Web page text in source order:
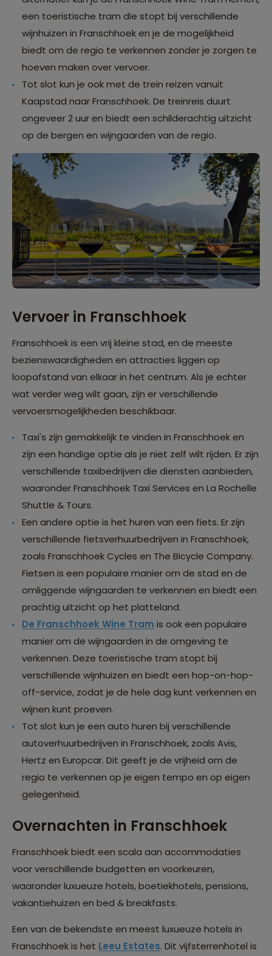
een toeristische tram die stopt bij verschillende
wijnhuizen in Franschhoek en je de mogelijkheid
biedt om de regio te verkennen zonder je zorgen te
hoeven maken over vervoer.
Tot slot kun je ook met de trein reizen vanuit
Kaapstad naar Franschhoek. De treinreis duurt
ongeveer 2 uur en biedt een schilderachtig uitzicht
op de bergen en wijngaarden van de regio.
Vervoer in Franschhoek
Franschhoek is een vrij kleine stad, en de meeste
bezienswaardigheden en attracties liggen op
loopafstand van elkaar in het centrum. Als je echter
wat verder weg wilt gaan, zijn er verschillende
vervoersmogelijkheden beschikbaar.
Taxi's zijn gemakkelijk te vinden in Franschhoek en
zijn een handige optie als je niet zelf wilt rijden. Er zijn
verschillende taxibedrijven die diensten aanbieden,
waaronder Franschhoek Taxi Services en La Rochelle
Shuttle & Tours.
Een andere optie is het huren van een fiets. Er zijn
verschillende fietsverhuurbedrijven in Franschhoek,
zoals Franschhoek Cycles en The Bicycle Company.
Fietsen is een populaire manier om de stad en de
omliggende wijngaarden te verkennen en biedt een
prachtig uitzicht op het platteland.
De Franschhoek Wine Tram is ook een populaire
manier om de wijngaarden in de omgeving te
verkennen. Deze toeristische tram stopt bij
verschillende wijnhuizen en biedt een hop-on-hop-
off-service, zodat je de hele dag kunt verkennen en
wijnen kunt proeven.
Tot slot kun je een auto huren bij verschillende
autoverhuurbedrijven in Franschhoek, zoals Avis,
Hertz en Europcar. Dit geeft je de vrijheid om de
regio te verkennen op je eigen tempo en op eigen
gelegenheid.
Overnachten in Franschhoek
Franschhoek biedt een scala aan accommodaties
voor verschillende budgetten en voorkeuren,
waaronder luxueuze hotels, boetiekhotels, pensions,
vakantiehuizen en bed & breakfasts.
Een van de bekendste en meest luxueuze hotels in
Franschhoek is het Leeu Estates. Dit vijfsterrenhotel is